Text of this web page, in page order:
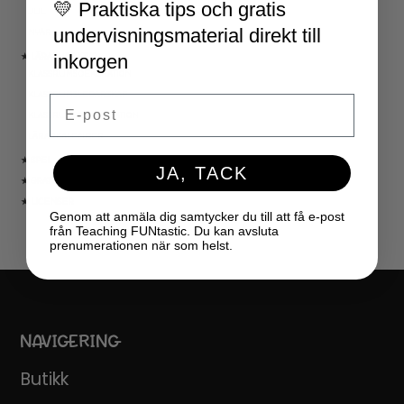
★ LÄRARVERKTYG
KLASSRUMSDEKORATION
KLASSRUMSLEDARSKAP
KLASSRUMSORGANISATION
LÄRARKALENDER
★ SPEL
★ GRATIS
★ LICENSER
NAVIGERING
Butikk
💛 Praktiska tips och gratis
undervisningsmaterial direkt till
inkorgen
JA, TACK
Genom att anmäla dig samtycker du till att få e-post
från Teaching FUNtastic. Du kan avsluta
prenumerationen när som helst.